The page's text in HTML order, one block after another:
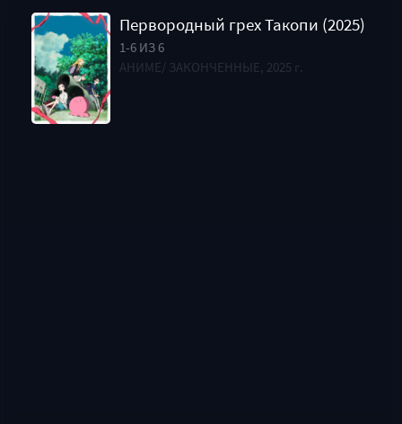
Первородный грех Такопи (2025)
1-6 ИЗ 6
АНИМЕ/ ЗАКОНЧЕННЫЕ, 2025 г.